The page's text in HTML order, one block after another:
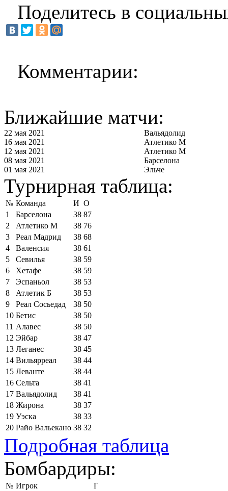
Поделитесь в
Комментарии:
Ближайшие матчи:
22 мая 2021
Вальядолид
16 мая 2021
Атлетико М
12 мая 2021
Атлетико М
08 мая 2021
Барселона
01 мая 2021
Эльче
Турнирная таблица:
№ Команда И О
1
Барселона 38 87
2
Атлетико М 38 76
3
Реал Мадрид 38 68
4
Валенсия 38 61
5
Севилья 38 59
6
Хетафе 38 59
7
Эспаньол 38 53
8
Атлетик Б 38 53
9
Реал Сосьедад 38 50
10 Бетис 38 50
11 Алавес 38 50
12 Эйбар 38 47
13 Леганес 38 45
14 Вильярреал 38 44
15 Леванте 38 44
16 Сельта 38 41
17 Вальядолид 38 41
18 Жирона 38 37
19 Уэска 38 33
20 Райо Вальекано 38 32
Подробная таблица
Бомбардиры:
№ Игрок
Г